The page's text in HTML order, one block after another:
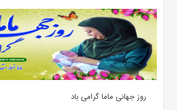
روز جهانی ماما گرامی باد